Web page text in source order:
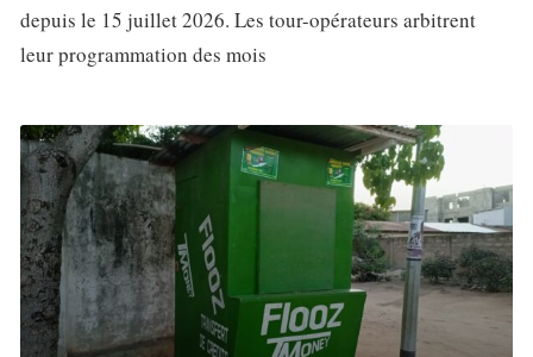
depuis le 15 juillet 2026. Les tour-opérateurs arbitrent
leur programmation des mois